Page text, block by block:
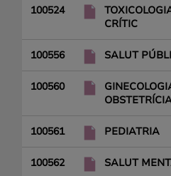
100524
CRÍTIC
100556 SALUT
100560
100561 PEDIATRIA
100562 SALUT